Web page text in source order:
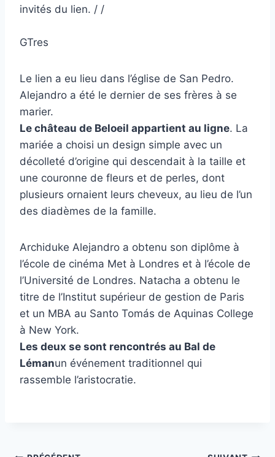
invités du lien. / /
GTres
Le lien a eu lieu dans l’église de San Pedro.
Alejandro a été le dernier de ses frères à se
marier.
Le château de Beloeil appartient au ligne. La
mariée a choisi un design simple avec un
décolleté d’origine qui descendait à la taille et
une couronne de fleurs et de perles, dont
plusieurs ornaient leurs cheveux, au lieu de l’un
des diadèmes de la famille.
Archiduke Alejandro a obtenu son diplôme à
l’école de cinéma Met à Londres et à l’école de
l’Université de Londres. Natacha a obtenu le
titre de l’Institut supérieur de gestion de Paris
et un MBA au Santo Tomás de Aquinas College
à New York.
Les deux se sont rencontrés au Bal de
Lémanun événement traditionnel qui
rassemble l’aristocratie.